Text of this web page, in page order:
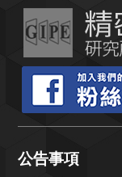
公告事項